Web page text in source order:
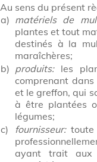
Au sens du présent
a) matériels de
plantes et tout
destinés à la
maraîchères;
b) produits:les
comprenant
et le greffon, qui
à être plantées
légumes;
c)
fournisseur:toute
ayant trait aux